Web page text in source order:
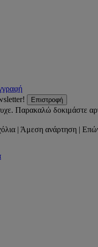
Επιστροφή
Παρακαλώ δοκιμάστε
| Άμεση ανάρτηση |